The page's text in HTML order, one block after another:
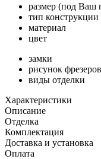
размер (под Ваш
тип конструкции
материал
цвет
замки
рисунок
виды отделки
Характеристики
Описание
Отделка
Комплектация
Доставка и установка
Оплата